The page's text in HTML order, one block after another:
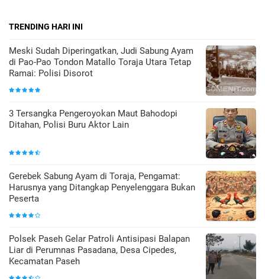
TRENDING HARI INI
Meski Sudah Diperingatkan, Judi Sabung Ayam
di Pao-Pao Tondon Matallo Toraja Utara Tetap
Ramai: Polisi Disorot
3 Tersangka Pengeroyokan Maut Bahodopi
Ditahan, Polisi Buru Aktor Lain
Gerebek Sabung Ayam di Toraja, Pengamat:
Harusnya yang Ditangkap Penyelenggara Bukan
Peserta
Polsek Paseh Gelar Patroli Antisipasi Balapan
Liar di Perumnas Pasadana, Desa Cipedes,
Kecamatan Paseh